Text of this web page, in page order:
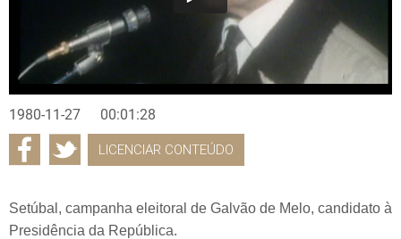
1980-11-27 00:01:28
LICENCIAR CONTEÚDO
Setúbal, campanha eleitoral de Galvão de Melo, candidato à
Presidência da República.